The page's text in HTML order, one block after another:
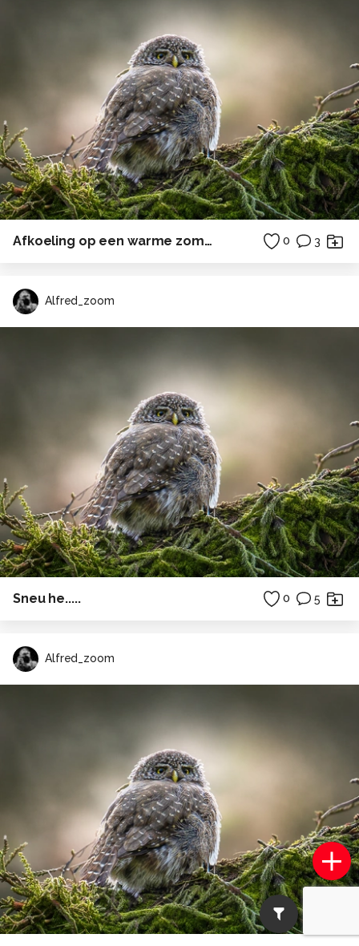
Afkoeling op een warme zomeravond 0 3
Alfred_zoom
Sneu he..... 0 5
Alfred_zoom